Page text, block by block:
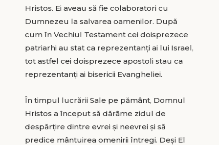
Hristos. Ei aveau să fie colaboratori cu
Dumnezeu la salvarea oamenilor. După
cum în Vechiul Testament cei doisprezece
patriarhi au stat ca reprezentanți ai lui Israel,
tot astfel cei doisprezece apostoli stau ca
reprezentanți ai bisericii Evangheliei.
În timpul lucrării Sale pe pământ, Domnul
Hristos a început să dărâme zidul de
despărțire dintre evrei și neevrei și să
predice mântuirea omenirii întregi. Deși El